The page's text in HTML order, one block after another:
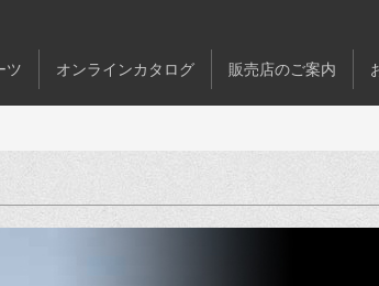
ツ オンラインカタログ 販売店のご案内